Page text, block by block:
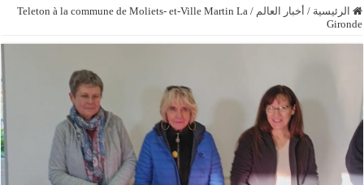
الرئيسية / أخبار العالم /
Teleton à la commune de Moliets- et-Ville Martin La
Gironde